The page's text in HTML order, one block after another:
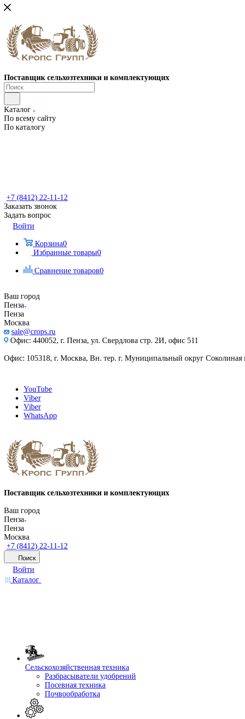
Поставщик сельхозтехники и комплектующих
Каталог
По всему сайту
По каталогу
+7 (8412) 22-11-12
Заказать звонок
Задать вопрос
Войти
Корзина0
Избранные товары0
Сравнение товаров0
Ваш город
Пенза
Пенза
Москва
sale@crops.ru
Офис: 440052, г. Пенза, ул. Свердлова стр. 2И, офис 511
Офис: 105318, г. Москва, Вн. тер. г. Муниципальный округ Соколиная
YouTube
Viber
Viber
WhatsApp
Поставщик сельхозтехники и комплектующих
Ваш город
Пенза
Пенза
Москва
+7 (8412) 22-11-12
Поиск
Войти
Каталог
Сельскохозяйственная техника
Разбрасыватели удобрений
Посевная техника
Почвообработка